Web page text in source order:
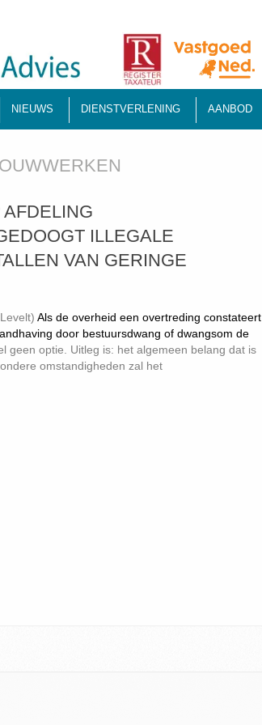
NIEUWS DIENSTVERLENING AANBOD
ILLEGALE
VAN GERINGE
Als de overheid een overtreding constateert
door bestuursdwang of dwangsom de
geen optie. Uitleg is: het algemeen belang dat is
omstandigheden zal het